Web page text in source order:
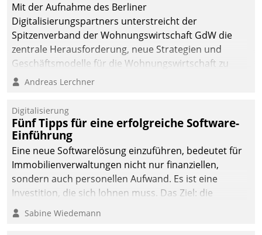
Mit der Aufnahme des Berliner
Digitalisierungspartners unterstreicht der
Spitzenverband der Wohnungswirtschaft GdW die
zentrale Herausforderung, neue Strategien und
Geschäftsmodelle für die Wohnungswirtschaft zu
entwickeln.
Andreas Lerchner
Digitalisierung
Fünf Tipps für eine erfolgreiche Software-
Einführung
Eine neue Softwarelösung einzuführen, bedeutet für
Immobilienverwaltungen nicht nur finanziellen,
sondern auch personellen Aufwand. Es ist eine
Investition, die sich lohnen muss. Das Ziel: die
nachhaltige Optimierung der Geschäftsabläufe. Damit
dieses Ziel erreicht wird, sollten einige Grundregeln
Sabine Wiedemann